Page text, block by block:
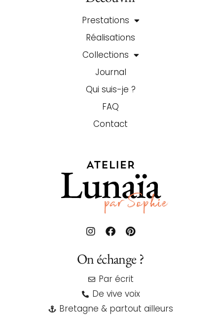
Prestations
Réalisations
Collections
Journal
Qui suis-je ?
FAQ
Contact
On échange ?
Par écrit
De vive voix
Bretagne & partout ailleurs